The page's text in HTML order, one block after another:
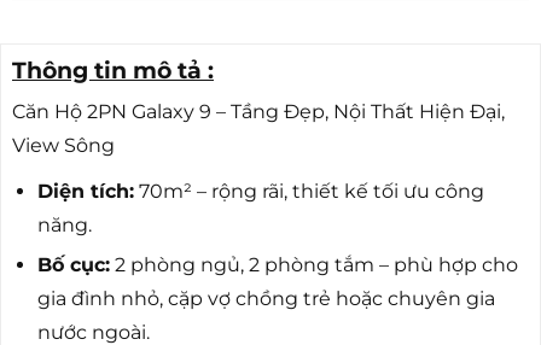
Thông tin mô tả :
Căn Hộ 2PN Galaxy 9 – Tầng Đẹp, Nội Thất Hiện Đại,
View Sông
Diện tích:70m² – rộng rãi, thiết kế tối ưu công
năng.
Bố cục:2 phòng ngủ, 2 phòng tắm – phù hợp cho
gia đình nhỏ, cặp vợ chồng trẻ hoặc chuyên gia
nước ngoài.